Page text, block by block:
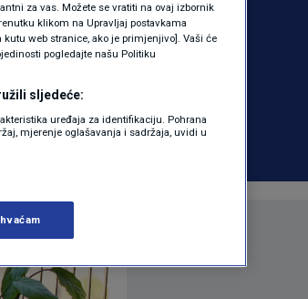
za vas. Možete se vratiti na ovaj izbornik
klikom na Upravljaj postavkama
web stranice, ako je primjenjivo]. Vaši će
pogledajte našu Politiku
sljedeće:
uređaja za identifikaciju. Pohrana
mjerenje oglašavanja i sadržaja, uvidi u